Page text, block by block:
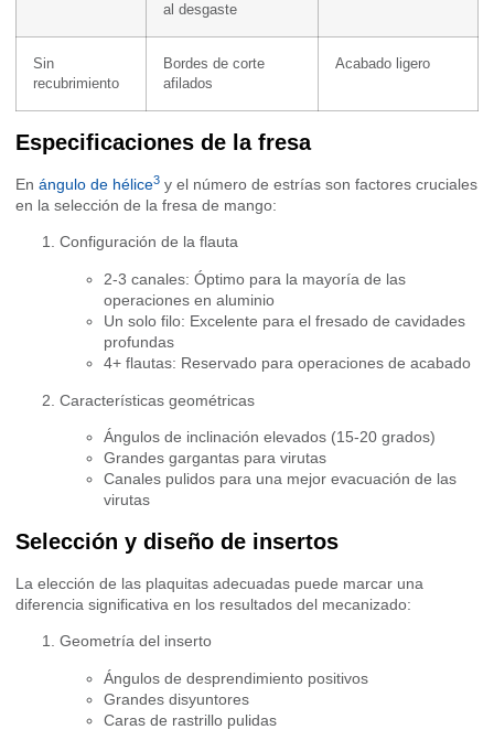
al desgaste
Sin
recubrimiento
Bordes de corte
afilados
Acabado ligero
Especificaciones de la fresa
En ángulo de hélice3 y el número de estrías son factores cruciales
en la selección de la fresa de mango:
Configuración de la flauta
2-3 canales: Óptimo para la mayoría de las
operaciones en aluminio
Un solo filo: Excelente para el fresado de cavidades
profundas
4+ flautas: Reservado para operaciones de acabado
Características geométricas
Ángulos de inclinación elevados (15-20 grados)
Grandes gargantas para virutas
Canales pulidos para una mejor evacuación de las
virutas
Selección y diseño de insertos
La elección de las plaquitas adecuadas puede marcar una
diferencia significativa en los resultados del mecanizado:
Geometría del inserto
Ángulos de desprendimiento positivos
Grandes disyuntores
Caras de rastrillo pulidas